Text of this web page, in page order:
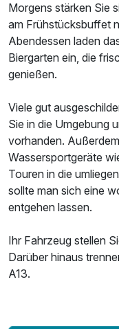
Ausstattung
Zusatznächte
Für 4 Tage
Morgens stärken Sie
am Frühstücksbuffet
Abendessen laden
Biergarten ein, die
genießen.
Viele gut
Sie in die Umgebung
vorhanden.
Wassersportgeräte
Touren in die
sollte man sich eine
entgehen lassen.
Ihr Fahrzeug stellen
Darüber hinaus
A13.